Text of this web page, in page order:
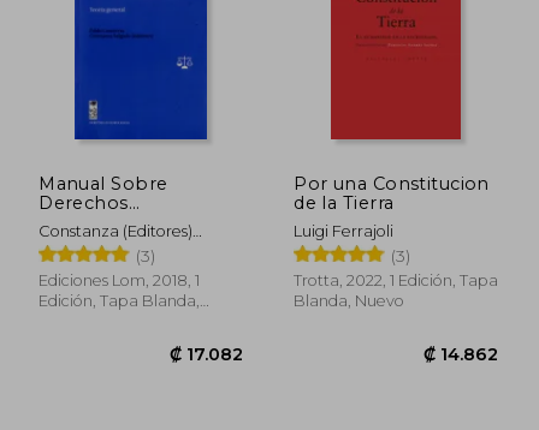
Manual Sobre
Derechos
Fundamentales
Constanza (Editores)
Contreras, Pablo Y
Salgado
(3)
Ediciones Lom, 2018, 1
Edición, Tapa Blanda,
Por una Constitucion
de la Tierra
Luigi Ferrajoli
(3)
Trotta, 2022, 1 Edición, Tapa
Blanda, Nuevo